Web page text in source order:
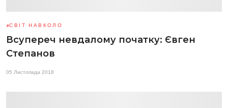
СВІТ НАВКОЛО
Всупереч невдалому початку: Євген
Степанов
05 Листопада 2018